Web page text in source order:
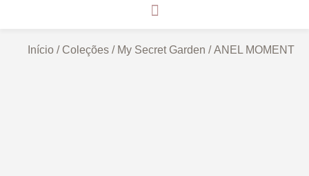
Início / Coleções / My Secret Garden / ANEL MOMENT